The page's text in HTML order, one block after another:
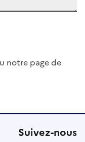
notre page de
Suivez-nous